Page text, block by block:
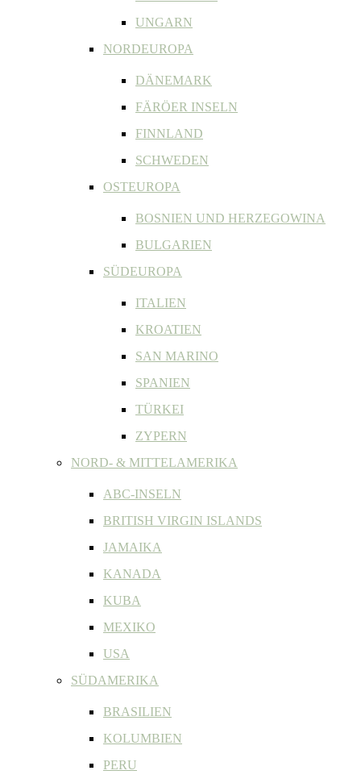
UNGARN
NORDEUROPA
DÄNEMARK
FÄRÖER INSELN
FINNLAND
SCHWEDEN
OSTEUROPA
BOSNIEN UND HERZEGOWINA
BULGARIEN
SÜDEUROPA
ITALIEN
KROATIEN
SAN MARINO
SPANIEN
TÜRKEI
ZYPERN
NORD- & MITTELAMERIKA
ABC-INSELN
BRITISH VIRGIN ISLANDS
JAMAIKA
KANADA
KUBA
MEXIKO
USA
SÜDAMERIKA
BRASILIEN
KOLUMBIEN
PERU